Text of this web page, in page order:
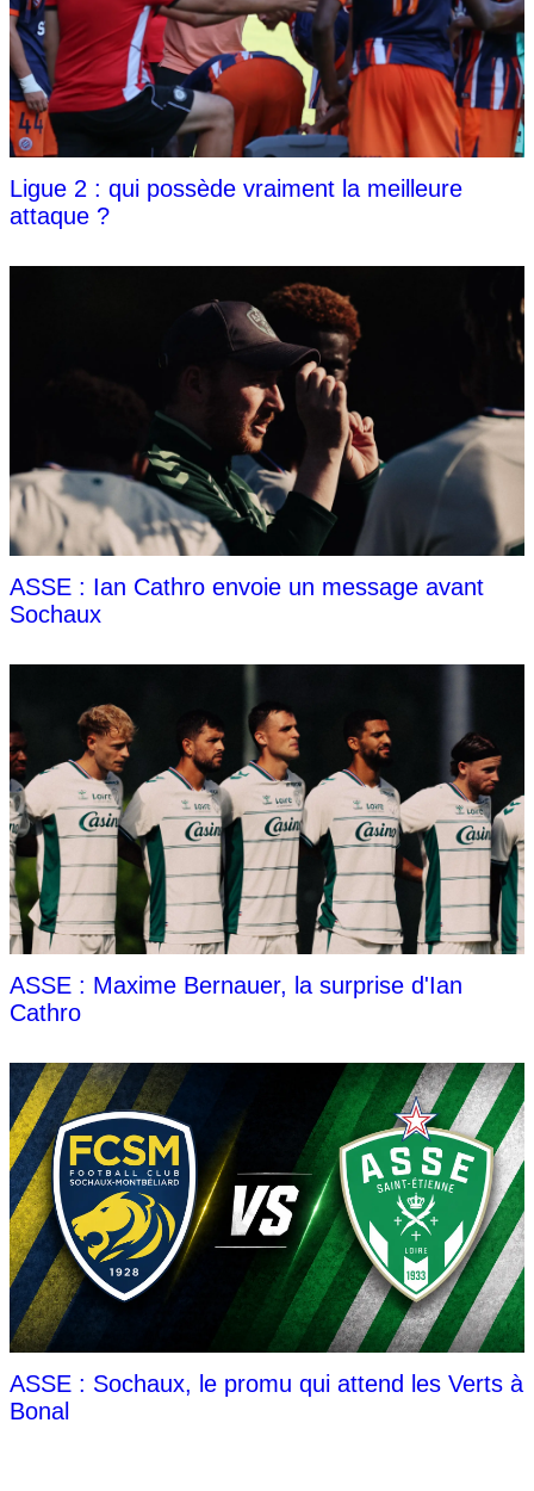
Ligue 2 : qui possède vraiment la meilleure
attaque ?
ASSE : Ian Cathro envoie un message avant
Sochaux
ASSE : Maxime Bernauer, la surprise d'Ian
Cathro
ASSE : Sochaux, le promu qui attend les Verts à
Bonal